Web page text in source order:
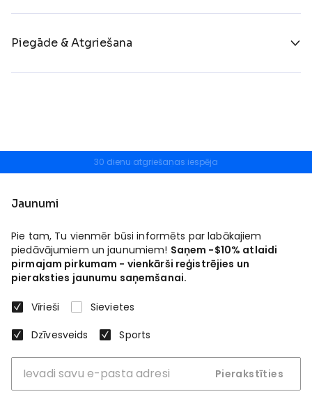
Piegāde & Atgriešana
30 dienu atgriešanas iespēja
Bezmaksas atgriešana
Jaunumi
Pie tam, Tu vienmēr būsi informēts par labākajiem
piedāvājumiem un jaunumiem! Saņem -$10% atlaidi
pirmajam pirkumam - vienkārši reģistrējies un
pieraksties jaunumu saņemšanai.
Vīrieši
Sievietes
Dzīvesveids
Sports
Pierakstīties